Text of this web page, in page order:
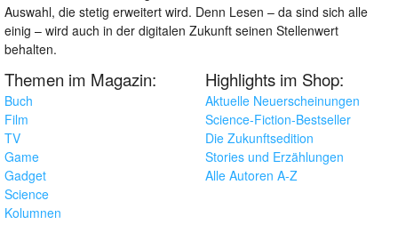
Auswahl, die stetig erweitert wird. Denn Lesen – da sind sich alle
einig – wird auch in der digitalen Zukunft seinen Stellenwert
behalten.
Themen im Magazin:
Buch
Film
TV
Game
Gadget
Science
Kolumnen
Highlights im Shop:
Aktuelle Neuerscheinungen
Science-Fiction-Bestseller
Die Zukunftsedition
Stories und Erzählungen
Alle Autoren A-Z